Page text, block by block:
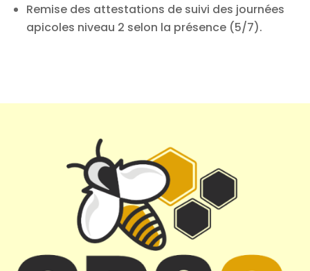
Remise des attestations de suivi des journées
apicoles niveau 2 selon la présence (5/7).